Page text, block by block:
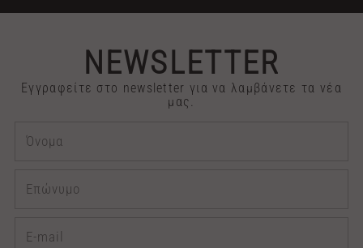
NEWSLETTER
Εγγραφείτε στο newsletter για να λαμβάνετε τα νέα
μας.